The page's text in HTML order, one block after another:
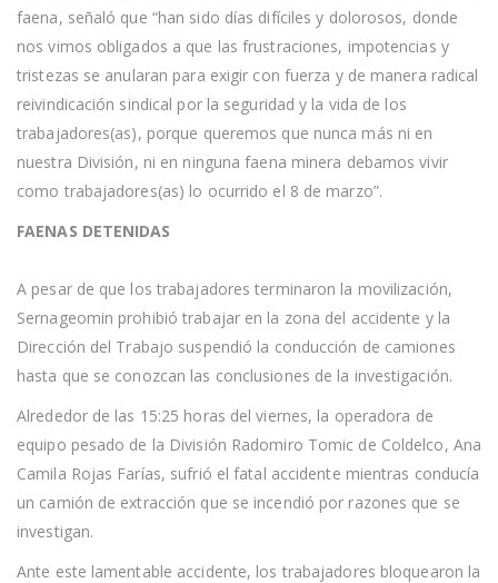
faena, señaló que “han sido días difíciles y dolorosos, donde
nos vimos obligados a que las frustraciones, impotencias y
tristezas se anularan para exigir con fuerza y de manera radical
reivindicación sindical por la seguridad y la vida de los
trabajadores(as), porque queremos que nunca más ni en
nuestra División, ni en ninguna faena minera debamos vivir
como trabajadores(as) lo ocurrido el 8 de marzo”.
FAENAS DETENIDAS
A pesar de que los trabajadores terminaron la movilización,
Sernageomin prohibió trabajar en la zona del accidente y la
Dirección del Trabajo suspendió la conducción de camiones
hasta que se conozcan las conclusiones de la investigación.
Alrededor de las 15:25 horas del viernes, la operadora de
equipo pesado de la División Radomiro Tomic de Coldelco, Ana
Camila Rojas Farías, sufrió el fatal accidente mientras conducía
un camión de extracción que se incendió por razones que se
investigan.
Ante este lamentable accidente, los trabajadores bloquearon la